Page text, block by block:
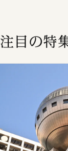
注目の特